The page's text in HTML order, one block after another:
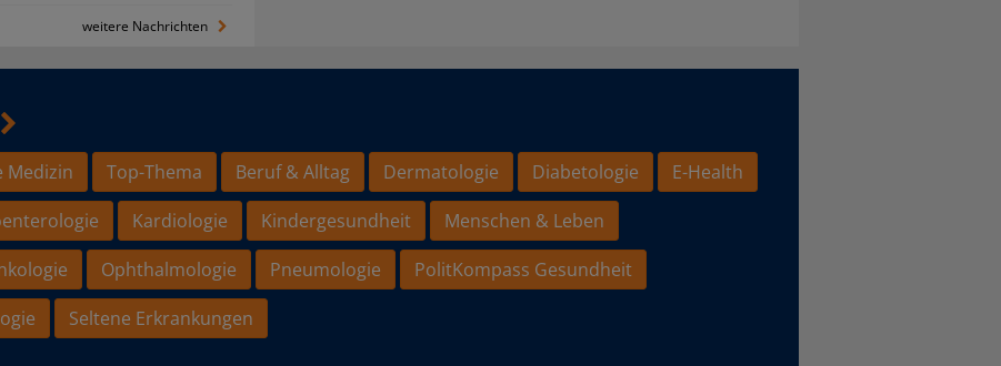
weitere Nachrichten
Medizin Top-Thema Beruf & Alltag Dermatologie Diabetologie
E-Health
Kardiologie Kindergesundheit
Menschen & Leben
Ophthalmologie Pneumologie
PolitKompass Gesundheit
Seltene Erkrankungen